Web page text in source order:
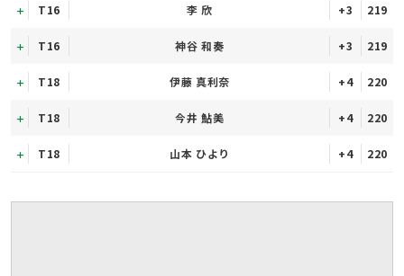
T16 李 欣 +3 219
T16 神谷 和奏 +3 219
T18 伊藤 真利奈 +4 220
T18 今井 鮎美 +4 220
T18 山本 ひより +4 220